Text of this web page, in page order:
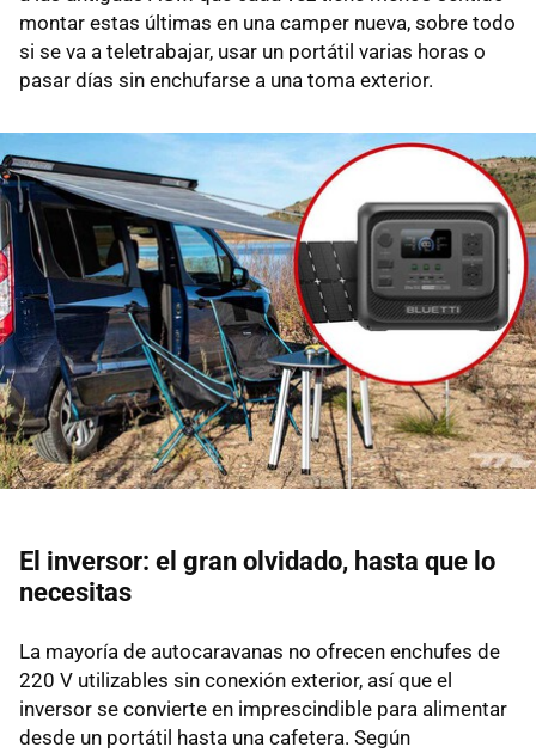
montar estas últimas en una camper nueva, sobre todo
si se va a teletrabajar, usar un portátil varias horas o
pasar días sin enchufarse a una toma exterior.
El inversor: el gran olvidado, hasta que lo
necesitas
La mayoría de autocaravanas no ofrecen enchufes de
220 V utilizables sin conexión exterior, así que el
inversor se convierte en imprescindible para alimentar
desde un portátil hasta una cafetera. Según